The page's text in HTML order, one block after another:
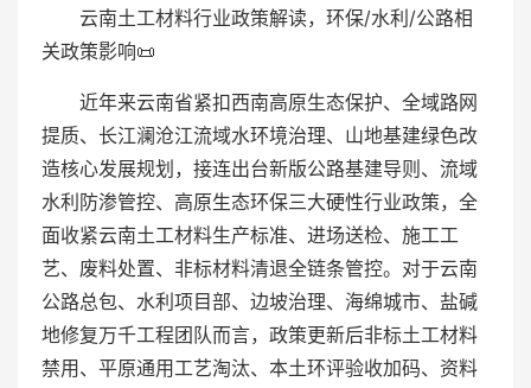
云南土工材料行业政策解读，环保/水利/公路相
关政策影响📜
近年来云南省紧扣西南高原生态保护、全域路网
提质、长江澜沧江流域水环境治理、山地基建绿色改
造核心发展规划，接连出台新版公路基建导则、流域
水利防渗管控、高原生态环保三大硬性行业政策，全
面收紧云南土工材料生产标准、进场送检、施工工
艺、废料处置、非标材料清退全链条管控。对于云南
公路总包、水利项目部、边坡治理、海绵城市、盐碱
地修复万千工程团队而言，政策更新后非标土工材料
禁用、平原通用工艺淘汰、本土环评验收加码、资料